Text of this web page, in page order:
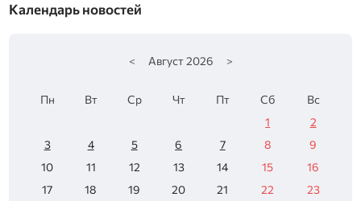
Календарь новостей
< Август 2026 >
Пн Вт Ср Чт Пт Сб
Вс
1
2
3
4 5 6 7 8
9
10
11 12 13 14 15
16
17
18 19 20 21 22
23